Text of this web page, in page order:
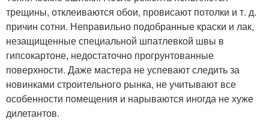
трещины, отклеиваются обои, провисают потолки и т. д.
причин сотни. Неправильно подобранные краски и лак,
незащищенные специальной шпатлевкой швы в
гипсокартоне, недостаточно прогрунтованные
поверхности. Даже мастера не успевают следить за
новинками строительного рынка, не учитывают все
особенности помещения и нарываются иногда не хуже
дилетантов.